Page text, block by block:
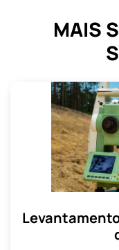
MAIS